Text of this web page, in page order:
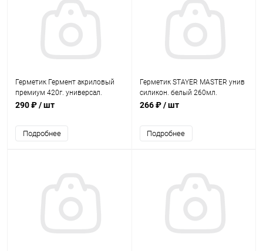
Герметик Гермент акриловый
премиум 420г. универсал.
белый
290 ₽/ шт
Подробнее
Герметик STAYER MASTER унив
силикон. белый 260мл.
266 ₽/ шт
Подробнее